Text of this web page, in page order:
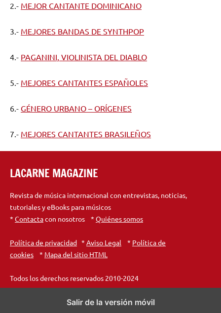
2.- MEJOR CANTANTE DOMINICANO
3.- MEJORES BANDAS DE SYNTHPOP
4.- PAGANINI, VIOLINISTA DEL DIABLO
5.- MEJORES CANTANTES ESPAÑOLES
6.- GÉNERO URBANO – ORÍGENES
7.- MEJORES CANTANTES BRASILEÑOS
LACARNE MAGAZINE
Revista de música internacional con entrevistas, noticias,
tutoriales y eBooks para músicos
* Contactacon nosotros * Quiénes somos
Política de privacidad * Aviso Legal * Política de
cookies * Mapa del sitio HTML
Todos los derechos reservados 2010-2024
Salir de la versión móvil